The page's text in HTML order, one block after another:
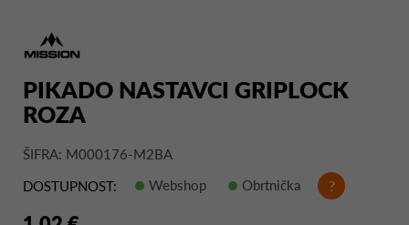
PIKADO NASTAVCI GRIPLOCK
ROZA
ŠIFRA: M000176-M2BA
DOSTUPNOST:
Webshop Obrtnička ?